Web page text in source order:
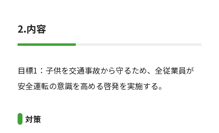
2.内容
目標1：子供を交通事故から守るため、全従業員が
安全運転の意識を高める啓発を実施する。
対策